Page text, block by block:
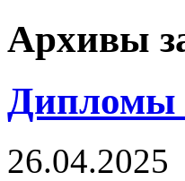
Архивы
Дипломы
26.04.2025